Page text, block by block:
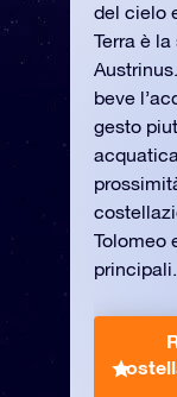
del cielo
Terra è
beve
gesto
Tolomeo
principali.